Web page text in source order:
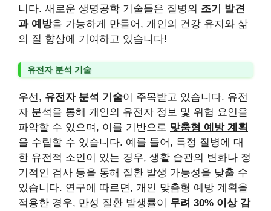
니다. 새로운 생명공학 기술들은 질병의 조기 발견
과 예방을 가능하게 만들어, 개인의 건강 유지와 삶
의 질 향상에 기여하고 있습니다!
유전자 분석 기술
우선, 유전자 분석 기술이 주목받고 있습니다. 유전
자 분석을 통해 개인의 유전자 정보 및 위험 요인을
파악할 수 있으며, 이를 기반으로 맞춤형 예방 계획
을 수립할 수 있습니다. 예를 들어, 특정 질병에 대
한 유전적 소인이 있는 경우, 생활 습관의 변화나 정
기적인 검사 등을 통해 질환 발생 가능성을 낮출 수
있습니다. 연구에 따르면, 개인 맞춤형 예방 계획을
적용한 경우, 만성 질환 발생률이 무려 30% 이상 감